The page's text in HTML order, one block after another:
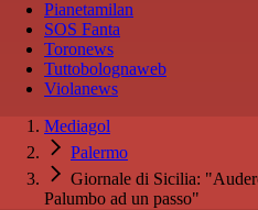
Pianetamilan
SOS Fanta
Toronews
Tuttobolognaweb
Violanews
Mediagol
Palermo
Giornale di Sicilia:
Palumbo ad un passo"